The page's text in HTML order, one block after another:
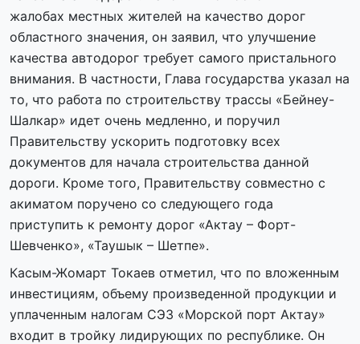
жалобах местных жителей на качество дорог
областного значения, он заявил, что улучшение
качества автодорог требует самого пристального
внимания. В частности, Глава государства указал на
то, что работа по строительству трассы «Бейнеу-
Шалкар» идет очень медленно, и поручил
Правительству ускорить подготовку всех
документов для начала строительства данной
дороги. Кроме того, Правительству совместно с
акиматом поручено со следующего года
приступить к ремонту дорог «Актау – Форт-
Шевченко», «Таушык – Шетпе».
Касым-Жомарт Токаев отметил, что по вложенным
инвестициям, объему произведенной продукции и
уплаченным налогам СЭЗ «Морской порт Актау»
входит в тройку лидирующих по республике. Он